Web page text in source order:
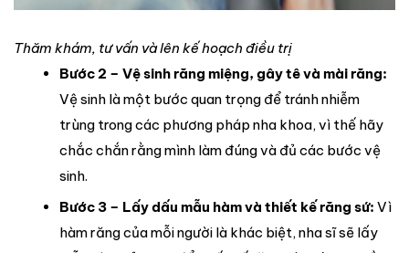
Thăm khám, tư vấn và lên kế hoạch điều trị
Bước 2 – Vệ sinh răng miệng, gây tê và mài răng:
Vệ sinh là một bước quan trọng để tránh nhiễm
trùng trong các phương pháp nha khoa, vì thế hãy
chắc chắn rằng mình làm đúng và đủ các bước vệ
sinh.
Bước 3 – Lấy dấu mẫu hàm và thiết kế răng sứ: Vì
hàm răng của mỗi người là khác biệt, nha sĩ sẽ lấy